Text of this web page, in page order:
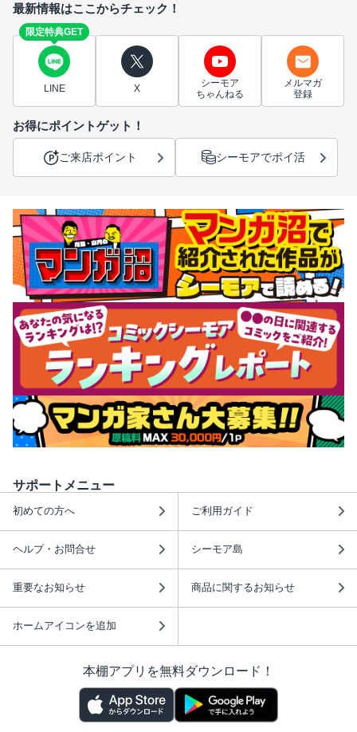
最新情報はここからチェック！
限定特典GET
LINE X
シーモア
ちゃんねる
メルマガ
登録
お得にポイントゲット！
ご来店ポイント シーモアでポイ活
サポートメニュー
初めての方へ ご利用ガイド
ヘルプ・お問合せ シーモア島
重要なお知らせ 商品に関するお知らせ
ホームアイコンを追加
本棚アプリを無料ダウンロード！